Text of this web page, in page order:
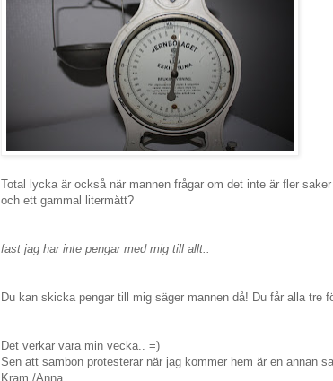
Total lycka är också när mannen frågar om det inte är fler
och ett gammal litermått?
fast jag har inte pengar med mig till allt..
Du kan skicka pengar till mig säger mannen då! Du får alla tre
Det verkar vara min vecka.. =)
Sen att sambon protesterar när jag kommer hem är en annan
Kram /Anna